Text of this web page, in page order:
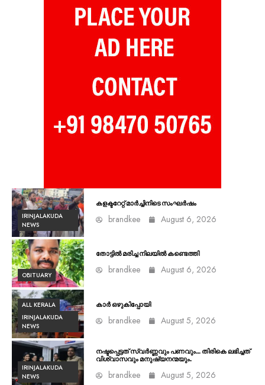
IRINJALAKUDA
NEWS
കളക്ടറേറ്റ് മാർച്ചിനിടെ സംഘർഷം
brandkee August 6, 2026
OBITUARY
തോട്ടിൽ മരിച്ച നിലയിൽ കണ്ടെത്തി
brandkee August 6, 2026
ALL KERALA
IRINJALAKUDA
NEWS
കാർ ഒഴുകിപ്പോയി
brandkee August 5, 2026
IRINJALAKUDA
NEWS
നഷ്ടപ്പെട്ടത് സ്വർണ്ണവും പണവും… തിരികെ ലഭിച്ചത്
വിശ്വാസവും മനുഷ്യനന്മയും.
brandkee August 5, 2026